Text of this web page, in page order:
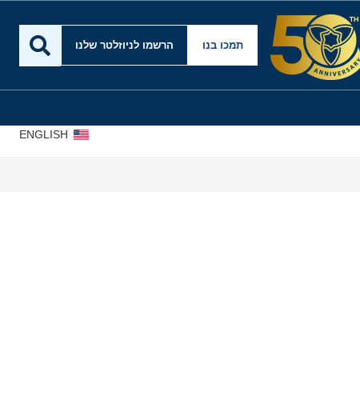
תמכו בנו הרשמו לניוזלטר שלנו
ENGLISH